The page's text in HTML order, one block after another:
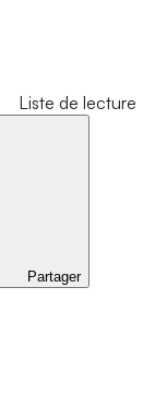
Liste de lecture
Partager